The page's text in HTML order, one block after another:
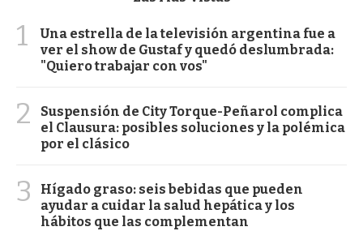
1
Una estrella de la televisión argentina fue a
ver el show de Gustaf y quedó deslumbrada:
"Quiero trabajar con vos"
2
Suspensión de City Torque-Peñarol complica
el Clausura: posibles soluciones y la polémica
por el clásico
3
Hígado graso: seis bebidas que pueden
ayudar a cuidar la salud hepática y los
hábitos que las complementan